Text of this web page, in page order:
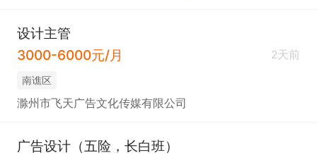
设计主管
3000-6000元/月
2天前
南谯区
滁州市飞天广告文化传媒有限公司
广告设计（五险，长白班）